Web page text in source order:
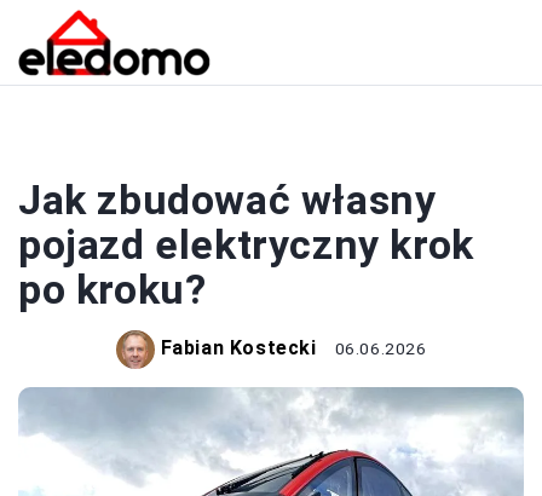
Jak zbudować własny
pojazd elektryczny krok
po kroku?
Fabian Kostecki 06.06.2026